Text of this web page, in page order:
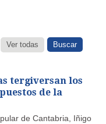
Ver todas
tergiversan los
de la
de Cantabria, Iñigo